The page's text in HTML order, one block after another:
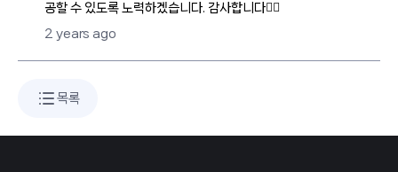
공할 수 있도록 노력하겠습니다. 감사합니다🙇‍♀️
2 years ago
목록